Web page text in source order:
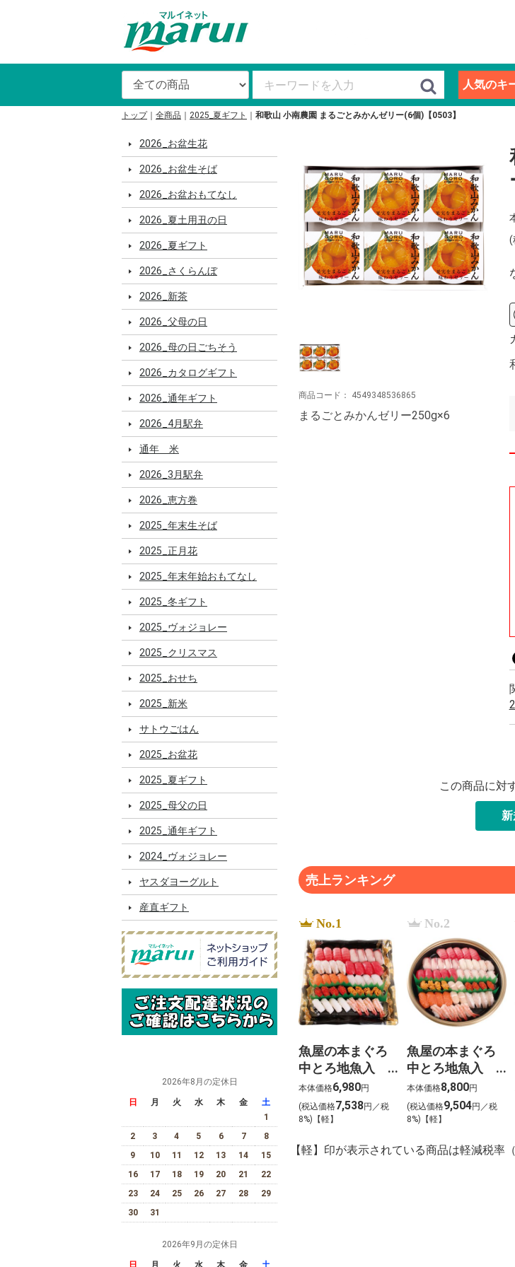
人気のキ
トップ 全商品 2025_夏ギフト 和歌山 小南農園 まるごとみかんゼリー(6個)【0503】
2026_お盆生花
2026_お盆生そば
2026_お盆おもてなし
2026_夏土用丑の日
2026_夏ギフト
2026_さくらんぼ
2026_新茶
2026_父母の日
2026_母の日ごちそう
2026_カタログギフト
2026_通年ギフト
2026_4月駅弁
通年 米
2026_3月駅弁
2026_恵方巻
2025_年末生そば
2025_正月花
2025_年末年始おもてなし
2025_冬ギフト
2025_ヴォジョレー
2025_クリスマス
2025_おせち
2025_新米
サトウごはん
2025_お盆花
2025_夏ギフト
2025_母父の日
2025_通年ギフト
2024_ヴォジョレー
ヤスダヨーグルト
産直ギフト
2026年8月の定休日
日 月 火 水 木 金
土
1
2
3 4 5 6 7
8
9
10 11 12 13 14
15
16
17 18 19 20 21
22
23
24 25 26 27 28
29
30
31
2026年9月の定休日
日 月 火 水 木 金 土
(
商品コード： 4549348536865
まるごとみかんゼリー250g×6
この商品に対
売上ランキング
No.1
魚屋の本まぐろ
中とろ地魚入
上生寿司 宴
（うたげ）わさ
び抜き【g-2】
本体価格6,980円
(税込価格7,538円／税
8%)【軽】
No.2
魚屋の本まぐろ
中とろ地魚入
上生寿司 寿
（ことぶき）わ
さび抜き【g-1】
本体価格8,800円
(税込価格9,504円／税
8%)【軽】
【軽】印が表示されている商品は軽減税率